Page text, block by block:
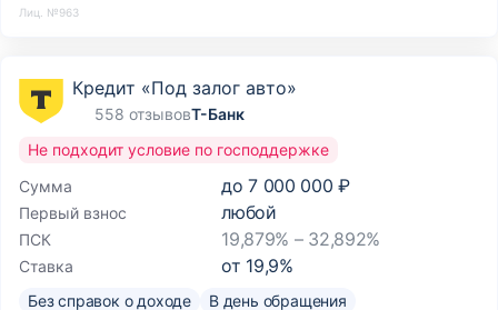
Лиц. №963
Кредит «Под залог авто»
558 отзывовТ-Банк
Сумма до 7 000 000 ₽
Первый взнос любой
ПСК 19,879% – 32,892%
Ставка от 19,9%
Не подходит условие по господдержке
Без справок о доходе В день обращения